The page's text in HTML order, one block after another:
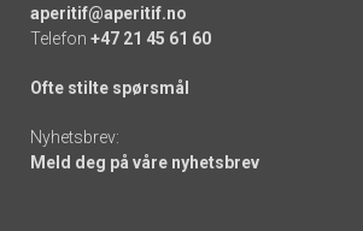
aperitif@aperitif.no
Telefon +47 21 45 61 60
Ofte stilte spørsmål
Nyhetsbrev:
Meld deg på våre nyhetsbrev